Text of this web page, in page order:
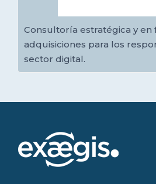
Consultoría estratégica y en
adquisiciones para los
sector digital.